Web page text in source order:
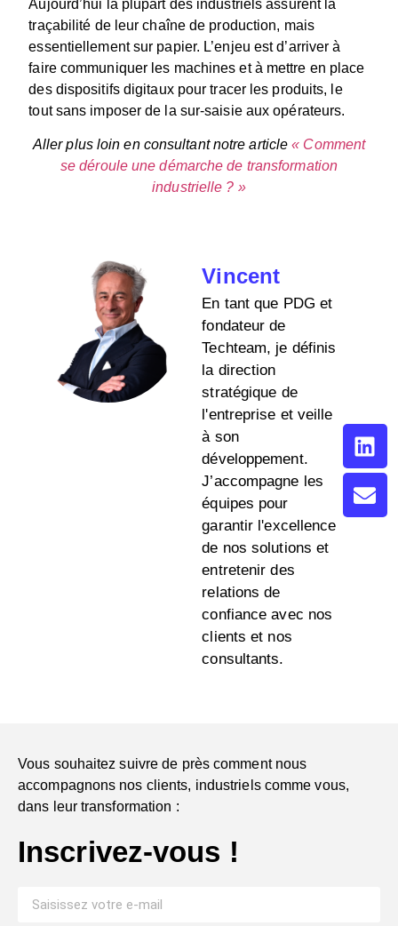
Aujourd’hui la plupart des industriels assurent la
traçabilité de leur chaîne de production, mais
essentiellement sur papier. L’enjeu est d’arriver à
faire communiquer les machines et à mettre en place
des dispositifs digitaux pour tracer les produits, le
tout sans imposer de la sur-saisie aux opérateurs.
Aller plus loin en consultant notre article« Comment
se déroule une démarche de transformation
industrielle ? »
Vincent
En tant que PDG et
fondateur de
Techteam, je définis
la direction
stratégique de
l'entreprise et veille
à son
développement.
J’accompagne les
équipes pour
garantir l'excellence
de nos solutions et
entretenir des
relations de
confiance avec nos
clients et nos
consultants.
Vous souhaitez suivre de près comment nous
accompagnons nos clients, industriels comme vous,
dans leur transformation :
Inscrivez-vous !